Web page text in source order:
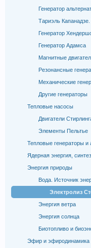
Генератор
Тариэль
Генератор
Генератор Адамса
Магнитные
Резонансные
Механические
Другие генераторы
Тепловые насосы
Двигатели
Элементы Пельтье
Тепловые генераторы и
Ядерная энергия,
Энергия природы
Вода. Источник
Электролиз
Энергия ветра
Энергия солнца
Биотопливо и
Эфир и эфиродинамика